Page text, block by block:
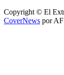
Copyright © El
CoverNews por AF